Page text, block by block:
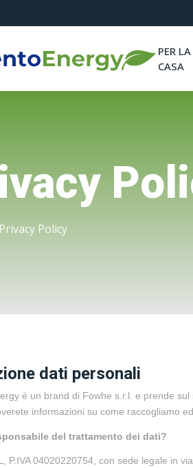
PER
CASA
Privacy Policy
dati personali
è un brand di Fowhe s.r.l. e prende
informazioni su come raccogliamo
del trattamento dei dati?
P.IVA 04020220754, con sede legale in